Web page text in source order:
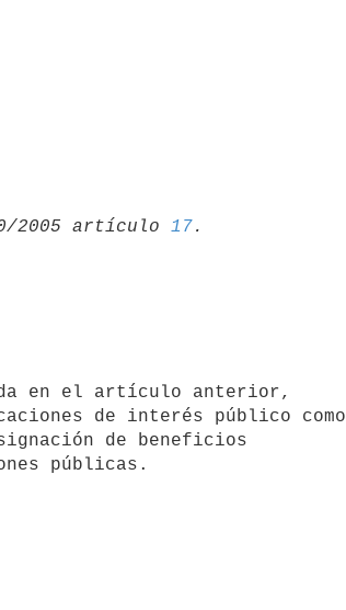
2005 artículo 17
de interés público como
de beneficios